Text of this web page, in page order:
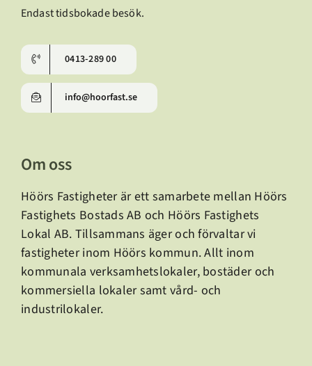
Endast tidsbokade besök.
0413-289 00
info@hoorfast.se
Om oss
Höörs Fastigheter är ett samarbete mellan Höörs
Fastighets Bostads AB och Höörs Fastighets
Lokal AB. Tillsammans äger och förvaltar vi
fastigheter inom Höörs kommun. Allt inom
kommunala verksamhetslokaler, bostäder och
kommersiella lokaler samt vård- och
industrilokaler.